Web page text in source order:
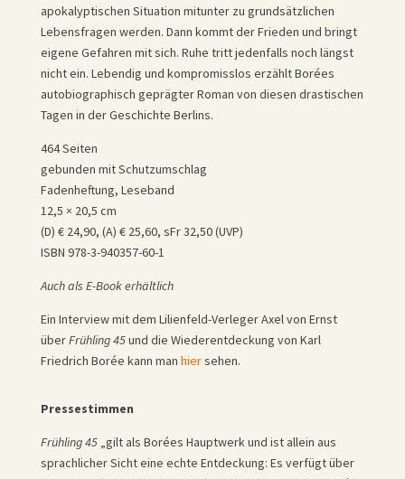
apokalyptischen Situation mitunter zu grundsätzlichen
Lebensfragen werden. Dann kommt der Frieden und bringt
eigene Gefahren mit sich. Ruhe tritt jedenfalls noch längst
nicht ein. Lebendig und kompromisslos erzählt Borées
autobiographisch geprägter Roman von diesen drastischen
Tagen in der Geschichte Berlins.
464 Seiten
gebunden mit Schutzumschlag
Fadenheftung, Leseband
12,5 × 20,5 cm
(D) € 24,90, (A) € 25,60, sFr 32,50 (UVP)
ISBN 978-3-940357-60-1
Auch als E-Book erhältlich
Ein Interview mit dem Lilienfeld-Verleger Axel von Ernst
überFrühling 45und die Wiederentdeckung von Karl
Friedrich Borée kann man hiersehen.
Pressestimmen
Frühling 45„gilt als Borées Hauptwerk und ist allein aus
sprachlicher Sicht eine echte Entdeckung: Es verfügt über